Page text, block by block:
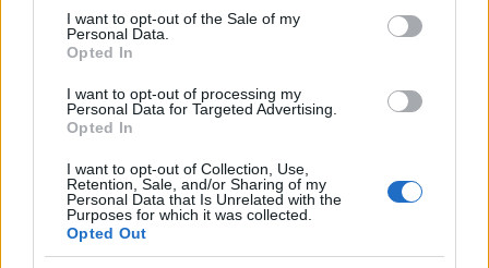
consent section.
I want to opt-out of the Sale of my
Personal Data.
Opted In
I want to opt-out of processing my
Personal Data for Targeted Advertising.
Opted In
I want to opt-out of Collection, Use,
Retention, Sale, and/or Sharing of my
Personal Data that Is Unrelated with the
Purposes for which it was collected.
Opted Out
repertoárjából idén sem marad ki az operett: Karcagon
augusztus 20-án szabadtéri operettgálára várják a
közönséget. Szolnokon augusztus 29-én a Széchenyi
városrészben Cser Ádám vezényletével, augusztus 31-én
pedig Szandaszőlősön Tosifumi Kanai japán karmester
vezényletével hallhat a legnépszerűbb operettek dalaiból